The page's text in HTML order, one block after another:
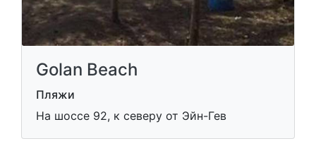
Golan Beach
Пляжи
На шоссе 92, к северу от Эйн-Гев